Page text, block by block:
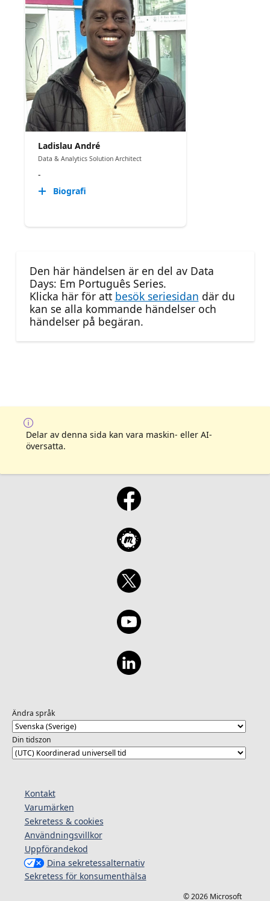
Ladislau André
Data & Analytics Solution Architect
-
Biografi
Den här händelsen är en del av Data
Days: Em Português Series.
Klicka här för att besök seriesidan där du
kan se alla kommande händelser och
händelser på begäran.
Delar av denna sida kan vara maskin- eller AI-
översatta.
Ändra språk
Din tidszon
Kontakt
Varumärken
Sekretess & cookies
Användningsvillkor
Uppförandekod
Dina sekretessalternativ
Sekretess för konsumenthälsa
© 2026 Microsoft